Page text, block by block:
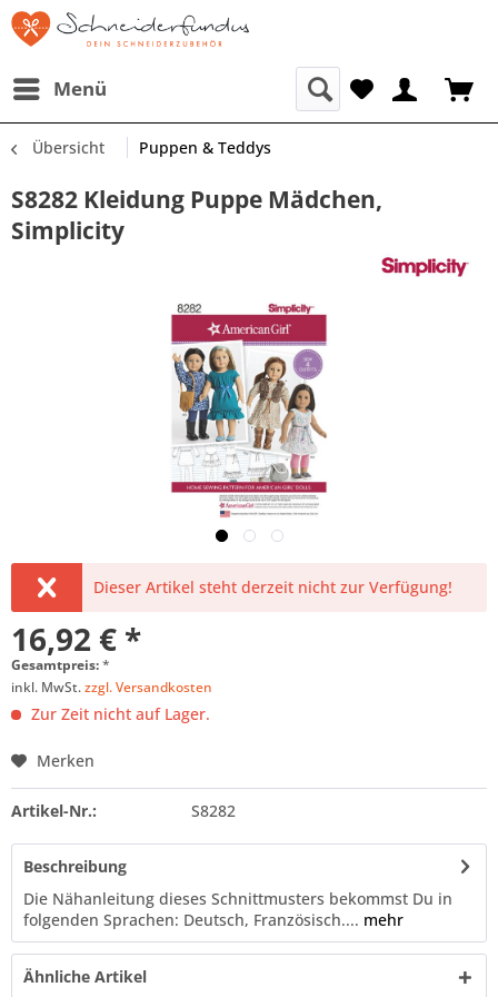
Menü
Übersicht Puppen & Teddys
S8282 Kleidung Puppe Mädchen,
Simplicity
Dieser Artikel steht derzeit nicht zur Verfügung!
16,92 € *
Gesamtpreis:*
inkl. MwSt.zzgl. Versandkosten
Zur Zeit nicht auf Lager.
Merken
Artikel-Nr.: S8282
Beschreibung
Die Nähanleitung dieses Schnittmusters bekommst Du in
folgenden Sprachen: Deutsch, Französisch.... mehr
Ähnliche Artikel